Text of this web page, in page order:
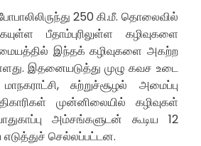
250 கி.மீ. தொலைவில்
பீதாம்புரிலுள்ள கழிவுகளை
மையத்தில் இந்தக் கழிவுகளை அகற்ற
இதனையடுத்து முழு கவச உடை
சுற்றுச்சூழல் அமைப்பு
முன்னிலையில் கழிவுகள்
அம்சங்களுடன் கூடிய 12
செல்லப்பட்டன.